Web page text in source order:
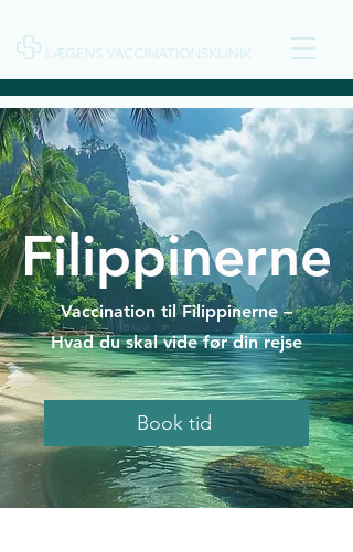
Filippinerne
Vaccination til Filippinerne –
Hvad du skal vide før din rejse
Book tid